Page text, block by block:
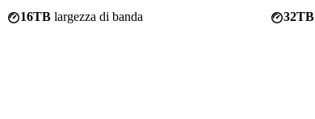
16TB largezza di banda
32TB